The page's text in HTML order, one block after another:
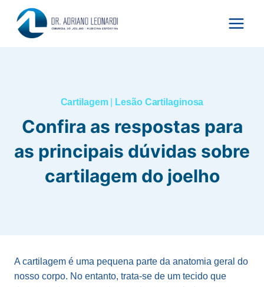
para
Cartilagem| Lesão Cartilaginosa
Confira as respostas para
as principais dúvidas sobre
cartilagem do joelho
A cartilagem é uma pequena parte da anatomia geral do
nosso corpo. No entanto, trata-se de um tecido que